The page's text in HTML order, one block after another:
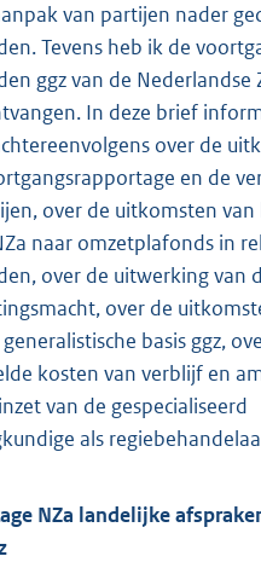
van partijen nader
Tevens heb ik de
ggz van de
In deze brief
over de
en de
over de uitkomsten
naar omzetplafonds in
over de uitwerking van
over de
basis ggz,
kosten van verblijf en
van de gespecialiseerd
als
NZa landelijke